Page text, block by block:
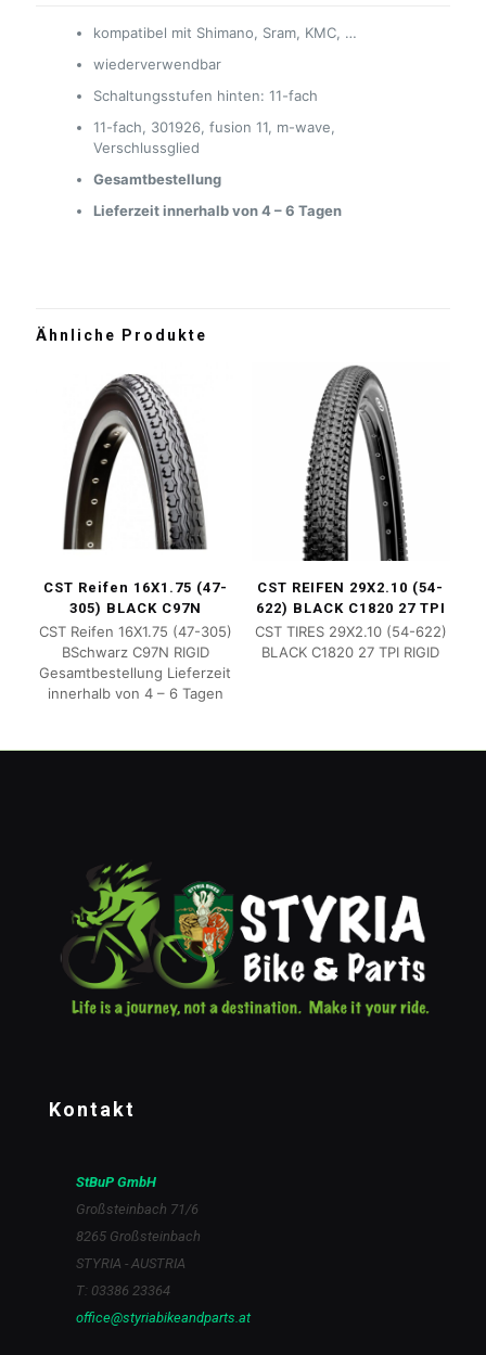
kompatibel mit Shimano, Sram, KMC, …
wiederverwendbar
Schaltungsstufen hinten: 11-fach
11-fach, 301926, fusion 11, m-wave,
Verschlussglied
Gesamtbestellung
Lieferzeit innerhalb von 4 – 6 Tagen
Ähnliche Produkte
CST Reifen 16X1.75 (47-
305) BLACK C97N
CST Reifen 16X1.75 (47-305)
BSchwarz C97N RIGID
Gesamtbestellung Lieferzeit
innerhalb von 4 – 6 Tagen
CST REIFEN 29X2.10 (54-
622) BLACK C1820 27 TPI
CST TIRES 29X2.10 (54-622)
BLACK C1820 27 TPI RIGID
Kontakt
StBuP GmbH
Großsteinbach 71/6
8265 Großsteinbach
STYRIA - AUSTRIA
T: 03386 23364
office@styriabikeandparts.at